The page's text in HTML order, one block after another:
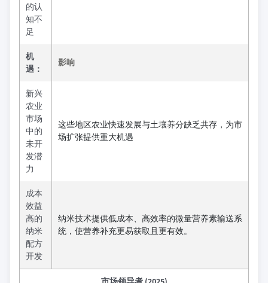
的认
知不
足
机
遇：
影响
新兴
农业
市场
中的
未开
发潜
力
这些地区农业快速发展与土壤养分缺乏共存，为市
场扩张提供重大机遇
成本
效益
高的
纳米
配方
开发
纳米技术提供低成本、高效率的微量营养素输送系
统，使营养补充更易获取且更有效。